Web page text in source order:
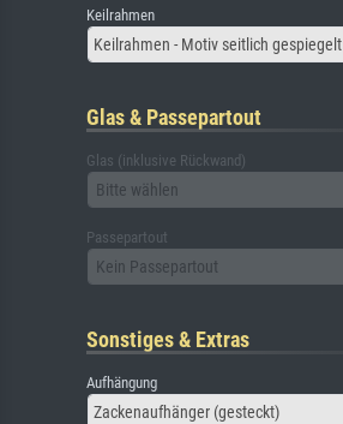
Keilrahmen
Keilrahmen - Motiv seitlich gespiegelt
Glas & Passepartout
Glas (inklusive Rückwand)
Bitte wählen
Passepartout
Kein Passepartout
Sonstiges & Extras
Aufhängung
Zackenaufhänger (gesteckt)